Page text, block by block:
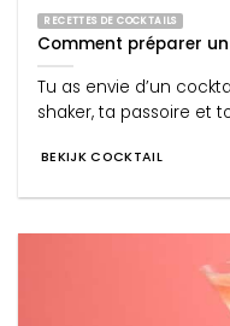
RECETTES DE COCKTAILS
Comment préparer
Tu as envie d’un
shaker, ta passoire et
BEKIJK COCKTAIL